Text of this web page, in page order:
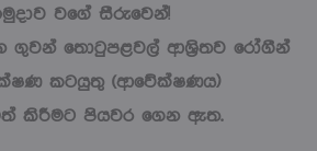
වගේ සීරුවෙන්!
ගුවන් තොටුපළවල් ආශ්‍රිතව රෝගීන්
කටයුතු (ආවේක්ෂණය)
කිරීමට පියවර ගෙන ඇත.